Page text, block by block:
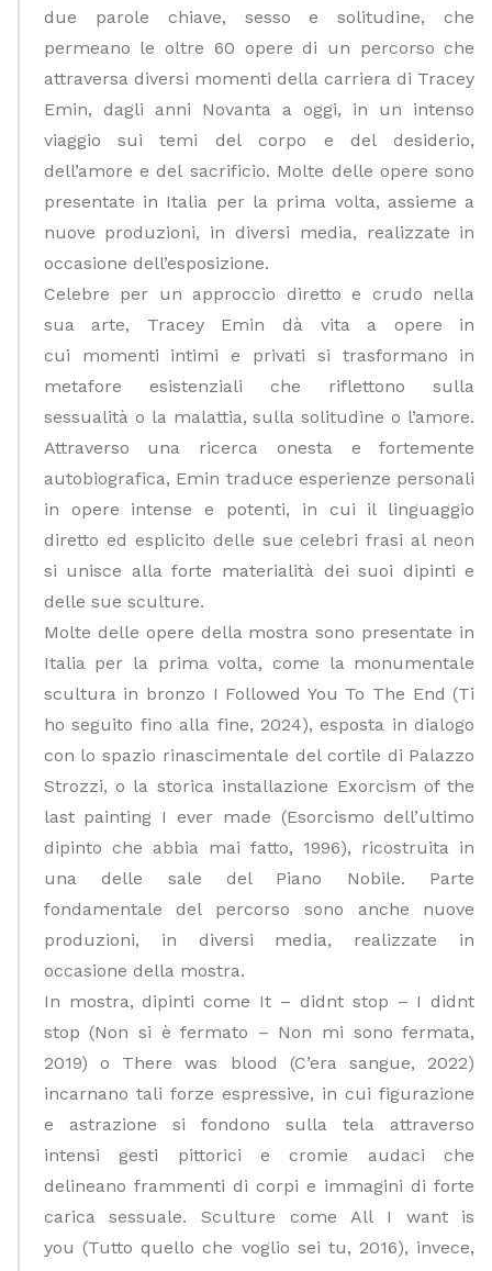
due parole chiave, sesso e solitudine, che
permeano leoltre 60 opere di un percorso che
attraversa diversi momenti della carriera di Tracey
Emin, dagli anni Novanta a oggi, in un intenso
viaggio sui temi del corpo e del desiderio,
dell’amore e del sacrificio. Molte delle opere sono
presentate in Italia per la prima volta, assieme a
nuove produzioni, in diversi media, realizzate in
occasione dell’esposizione.
Celebre per un approccio diretto e crudo nella
sua arte, Tracey Emin dà vita a opere in
cui momenti intimi e privati si trasformano in
metafore esistenziali che riflettono sulla
sessualità o la malattia, sulla solitudine o l’amore.
Attraverso una ricerca onesta e fortemente
autobiografica, Emin traduce esperienze personali
in opere intense e potenti, in cui il linguaggio
diretto ed esplicito delle sue celebri frasi al neon
si unisce alla forte materialità dei suoi dipinti e
delle sue sculture.
Molte delle opere della mostra sono presentate in
Italia per la prima volta, come la monumentale
scultura in bronzo I Followed You To The End (Ti
ho seguito fino alla fine, 2024), esposta in dialogo
con lo spazio rinascimentale del cortile di Palazzo
Strozzi, o la storica installazione Exorcism of the
last painting I ever made (Esorcismo dell’ultimo
dipinto che abbia mai fatto, 1996), ricostruita in
una delle sale del Piano Nobile. Parte
fondamentale del percorso sono anche nuove
produzioni, in diversi media, realizzate in
occasione della mostra.
In mostra, dipinti come It – didnt stop – I didnt
stop (Non si è fermato – Non mi sono fermata,
2019) o There was blood (C’era sangue, 2022)
incarnano tali forze espressive, in cui figurazione
e astrazione si fondono sulla tela attraverso
intensi gesti pittorici e cromie audaci che
delineano frammenti di corpi e immagini di forte
carica sessuale. Sculture come All I want is
you (Tutto quello che voglio sei tu, 2016), invece,